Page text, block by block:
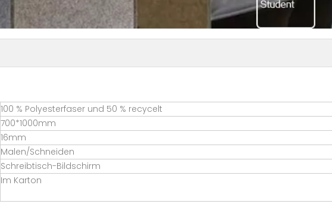
100 % Polyesterfaser und 50 % recycelt
700*1000mm
16mm
Malen/Schneiden
Schreibtisch-Bildschirm
Im Karton